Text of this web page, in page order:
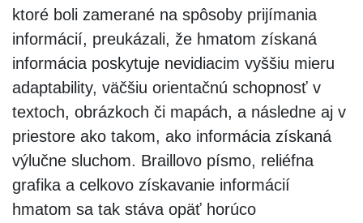
ktoré boli zamerané na spôsoby prijímania
informácií, preukázali, že hmatom získaná
informácia poskytuje nevidiacim vyššiu mieru
adaptability, väčšiu orientačnú schopnosť v
textoch, obrázkoch či mapách, a následne aj v
priestore ako takom, ako informácia získaná
výlučne sluchom. Braillovo písmo, reliéfna
grafika a celkovo získavanie informácií
hmatom sa tak stáva opäť horúco